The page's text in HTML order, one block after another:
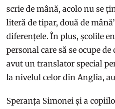
scrie de mână, acolo nu se
literă de tipar, două de
diferențele. În plus, școlile
personal care să se ocupe
avut un translator special
la nivelul celor din Anglia,
Speranța Simonei și a